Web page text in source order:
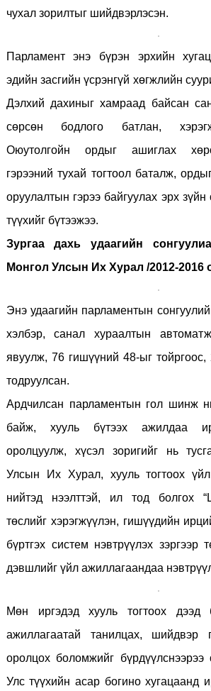
чухал зорилтыг шийдвэрлэсэн.
Парламент энэ бүрэн эрхийн
эдийн засгийн үсрэнгүй хөгжлийн
Дэлхий дахиныг хамраад байсан
сөрсөн бодлого батлан,
Оюутолгойн ордыг ашиглах
гэрээний тухай тогтоол баталж,
оруулалтын гэрээ байгуулах эрх
түүхийг бүтээжээ.
Зургаа дахь удаагийн
Монгол Улсын Их Хурал /2012-2016
Энэ удаагийн парламентын
хэлбэр, санал хураалтын
явуулж, 76 гишүүний 48-ыг тойргоос,
тодруулсан.
Ардчилсан парламентын гол шинж
байж, хууль бүтээх ажилдаа
оролцуулж, хүсэл зоригийг нь
Улсын Их Хурал, хууль тогтоох
нийтэд нээлттэй, ил тод болгох
төслийг хэрэгжүүлэн, гишүүдийн
бүртгэх систем нэвтрүүлэх зэргээр
дэвшлийг үйл ажиллагаандаа
Мөн иргэдэд хууль тогтоох дээд
ажиллагаатай танилцах, шийдвэр
оролцох боломжийг бүрдүүлснээрээ
Улс түүхийн асар богино хугацаанд